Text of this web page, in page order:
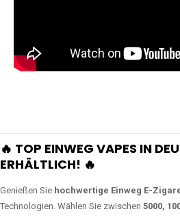
🔥 TOP EINWEG VAPES IN
ERHÄLTLICH! 🔥
Genießen Sie hochwertige Einweg E-
Technologien. Wählen Sie zwischen 5000,